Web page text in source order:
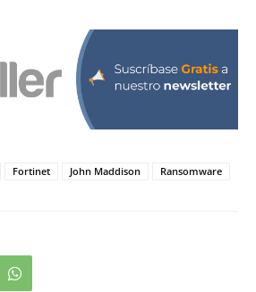
Fortinet John Maddison Ransomware